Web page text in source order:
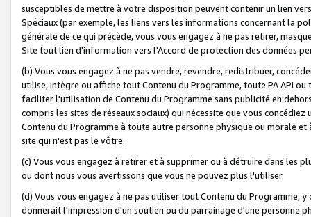
susceptibles de mettre à votre disposition peuvent contenir un lien
Spéciaux (par exemple, les liens vers les informations concernant la
générale de ce qui précède, vous vous engagez à ne pas retirer,
Site tout lien d'information vers l'Accord de protection des données
(b) Vous vous engagez à ne pas vendre, revendre, redistribuer,
utilise, intègre ou affiche tout Contenu du Programme, toute PA API
faciliter l'utilisation de Contenu du Programme sans publicité en
compris les sites de réseaux sociaux) qui nécessite que vous
Contenu du Programme à toute autre personne physique ou morale
site qui n'est pas le vôtre.
(c) Vous vous engagez à retirer et à supprimer ou à détruire dans les
ou dont nous vous avertissons que vous ne pouvez plus l'utiliser.
(d) Vous vous engagez à ne pas utiliser tout Contenu du Programme,
donnerait l'impression d'un soutien ou du parrainage d'une personne